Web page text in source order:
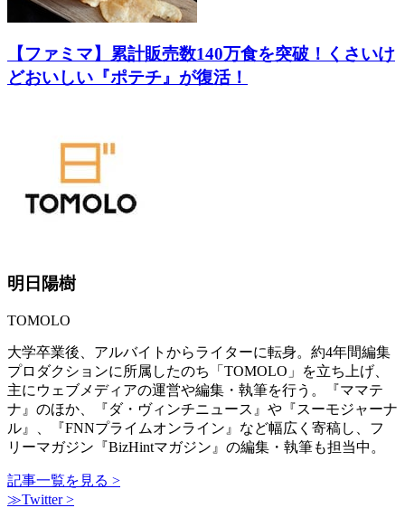
【ファミマ】累計販売数140万食を突破！くさいけ
どおいしい『ポテチ』が復活！
明日陽樹
TOMOLO
大学卒業後、アルバイトからライターに転身。約4年間編集
プロダクションに所属したのち「TOMOLO」を立ち上げ、
主にウェブメディアの運営や編集・執筆を行う。『ママテ
ナ』のほか、『ダ・ヴィンチニュース』や『スーモジャーナ
ル』、『FNNプライムオンライン』など幅広く寄稿し、フ
リーマガジン『BizHintマガジン』の編集・執筆も担当中。
記事一覧を見る >
≫Twitter >